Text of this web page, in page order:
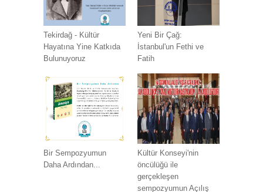
Tekirdağ - Kültür
Hayatına Yine Katkıda
Bulunuyoruz
Yeni Bir Çağ:
İstanbul'un Fethi ve
Fatih
Bir Sempozyumun
Daha Ardından...
Kültür Konseyi'nin
öncülüğü ile
gerçekleşen
sempozyumun Açılış